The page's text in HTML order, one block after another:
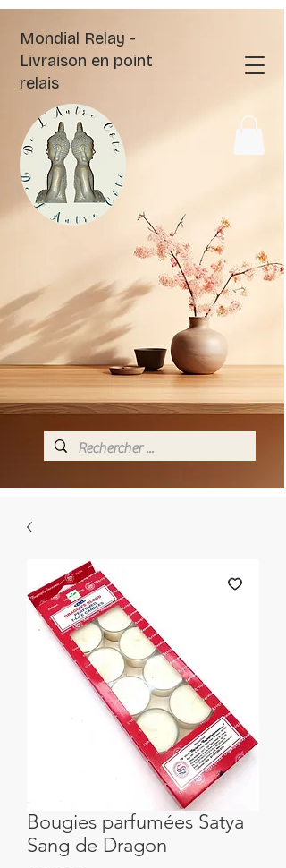
Mondial Relay -
Livraison en point
relais
Bougies parfumées Satya
Sang de Dragon